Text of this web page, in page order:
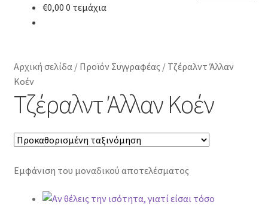
Κατηγορίες Βιβλίων
Συχνές Ερωτήσεις
Επικοινωνία
€0,00 0 τεμάχια
Αρχική σελίδα/ Προϊόν Συγγραφέας / Τζέραλντ Άλλαν
Κοέν
Τζέραλντ Άλλαν Κοέν
Εμφάνιση του μοναδικού αποτελέσματος